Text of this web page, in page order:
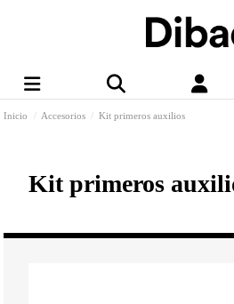
Inicio Accesorios Kit primeros auxilios
Kit primeros